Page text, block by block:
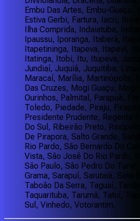
Embu Das Artes, Embu-Guaçu,
Estiva Gerbi, Fartura, Iacri,
Ilha Comprida, Indaiatuba,
Ipaussu, Iporanga, Itaberá,
Itapetininga, Itapeva, Itapevi,
Itatinga, Itobi, Itu, Itupeva,
Jundiaí, Juquiá, Juquitiba,
Maracaí, Marília, Martinópolis,
Das Cruzes, Mogi Guaçu,
Ourinhos, Palmital, Parapuã,
Toledo, Piedade, Piraju,
Presidente Prudente, Regente
Do Sul, Ribeirão Preto,
De Pirapora, Salto Grande,
Rio Pardo, São Bernardo Do
Vista, São José Do Rio Pardo,
São Paulo, São Pedro Do
Grama, Sarapuí, Sarutaiá, Sete
Taboão Da Serra, Taguaí,
Taquarituba, Tarumã, Tatuí,
Sul, Vinhedo, Votorantim.